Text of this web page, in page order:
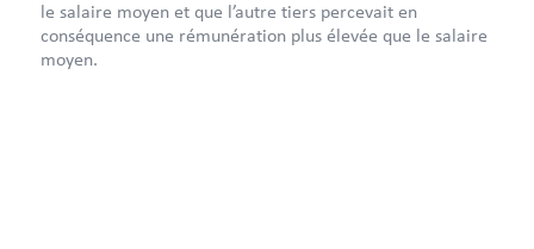
le salaire moyen et que l’autre tiers percevait en
conséquence une rémunération plus élevée que le salaire
moyen.